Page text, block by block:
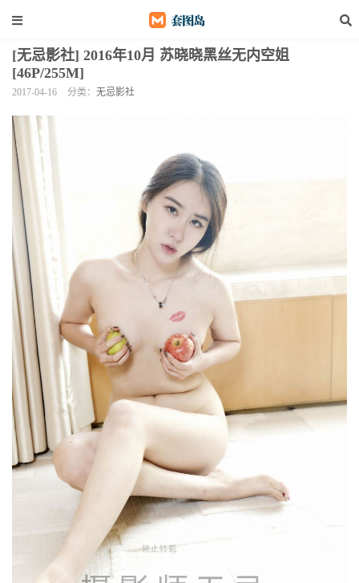
[无忌影社] 2016年10月 苏晓晓黑丝无内空姐
[46P/255M]
2017-04-16 分类： 无忌影社